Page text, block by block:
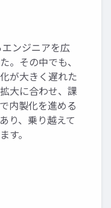
ンジニアを広
。その中でも、
が大きく遅れた
大に合わせ、課
内製化を進める
り、乗り越えて
す。